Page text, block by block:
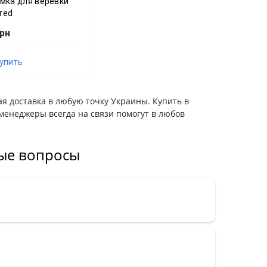
доставка в любую точку Украины. Купить в
всегда на связи помогут в любов
вопросы